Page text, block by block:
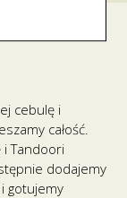
cebulę i
całość.
Tandoori
dodajemy
gotujemy